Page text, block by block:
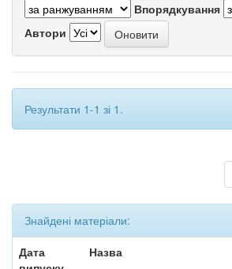
Впорядкування
Автори
Результати 1-1 зі 1.
Знайдені матеріали:
Дата
Назва